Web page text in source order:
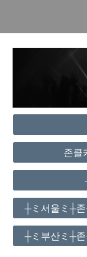
존클
┼ミ서울ミ┼
┼ミ부산ミ┼